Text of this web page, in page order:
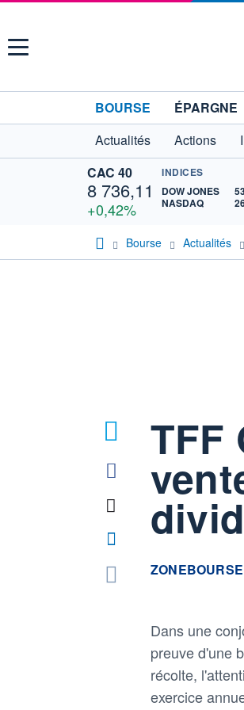
Menu
BOURSE ÉPARGNE
Actualités
Actions
CAC 40
8 736,11
+0,42%
INDICES
DOW JONES
NASDAQ
Bourse Actualités
TFF
information
ZONEBOURSE
Dans une
preuve d'une
récolte,
exercice